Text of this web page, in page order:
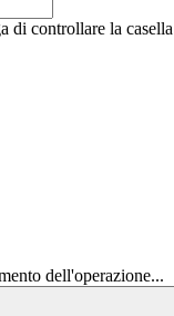
di controllare la
dell'operazione...